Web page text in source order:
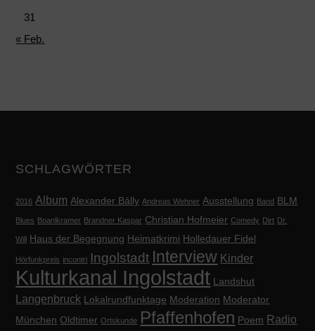
31
« Feb.
SCHLAGWÖRTER
2016 Album Alexander Bálly Andreas Wehner Ausstellung Band BLM
Blues Boanlkramer Brandner Kaspar Christian Hofmeier Comedy Dirt Dr.
Will Haus der Begegnung Heimatkrimi Holledauer Fidel
Hörfunkpreis incontri Ingolstadt Interview Kinder
Kulturkanal Ingolstadt Landshut
Langenbruck Lokalrundfunktage Moderation Moderator
München Oldtimer Ortskunde Pfaffenhofen Poem Radio